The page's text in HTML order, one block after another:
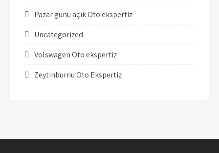
Pazar günü açık Oto ekspertiz
Uncategorized
Volswagen Oto ekspertiz
Zeytinburnu Oto Ekspertiz